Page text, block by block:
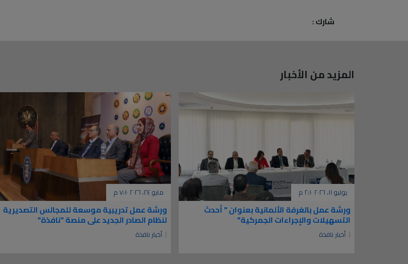
شارك :
المزيد من الأخبار
ورشة عمل بالغرفة الألمانية بعنوان " أحدث
التسهيلات والإجراءات الجمركية"
يوليو ١١، ٢٠٢٦ ٢:١٠ م
أخبار نافذة
ورشة عمل تدريبية موسعة للمجالس التصديرية
لنظام الصادر الجديد على منصة "نافذة"
مايو ٢٤، ٢٠٢٦ ٧:١٠ م
أخبار نافذة